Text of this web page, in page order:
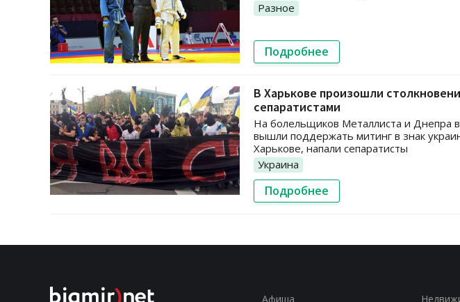
Разное
Подробнее
В Харькове произошли
сепаратистами
На болельщиков Металлиста и Днепра
вышли поддержать митинг в знак
Харькове, напали сепаратисты
Украина
Подробнее
Афиша